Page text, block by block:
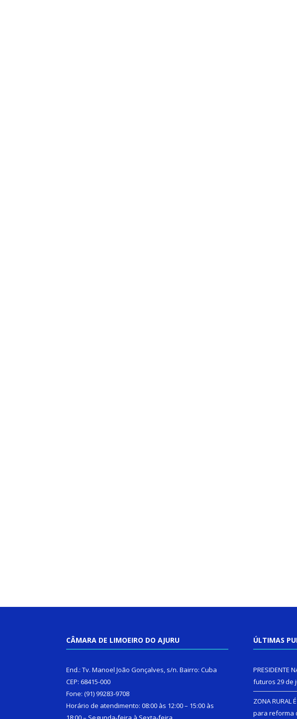
CÂMARA DE LIMOEIRO DO AJURU
End.: Tv. Manoel João Gonçalves, s/n. Bairro: Cuba
CEP: 68415-000
Fone: (91) 99283-9708
Horário de atendimento: 08:00 às 12:00 – 15:00 às
ÚLTIMAS
PRESIDENTE
futuros 29 de
ZONA RURAL
para reforma